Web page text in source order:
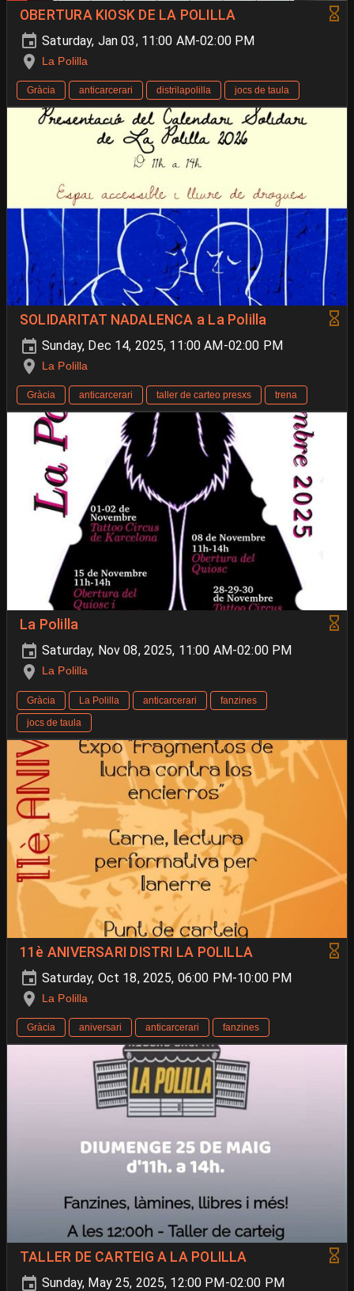
OBERTURA KIOSK DE LA POLILLA
Saturday, Jan 03, 11:00 AM-02:00 PM
La Polilla
Gràcia anticarcerari distrilapolilla jocs de taula
SOLIDARITAT NADALENCA a La Polilla
Sunday, Dec 14, 2025, 11:00 AM-02:00 PM
La Polilla
Gràcia anticarcerari taller de carteo presxs trena
La Polilla
Saturday, Nov 08, 2025, 11:00 AM-02:00 PM
La Polilla
Gràcia La Polilla anticarcerari
fanzines
jocs de taula
11è ANIVERSARI DISTRI LA POLILLA
Saturday, Oct 18, 2025, 06:00 PM-10:00 PM
La Polilla
Gràcia aniversari anticarcerari fanzines
TALLER DE CARTEIG A LA POLILLA
Sunday, May 25, 2025, 12:00 PM-02:00 PM